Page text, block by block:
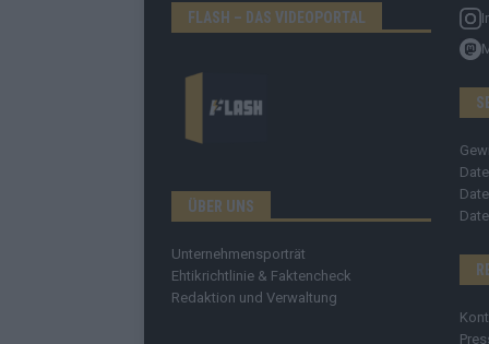
FLASH – DAS VIDEOPORTAL
ÜBER UNS
Unternehmensporträt
Ehtikrichtlinie & Faktencheck
Redaktion und Verwaltung